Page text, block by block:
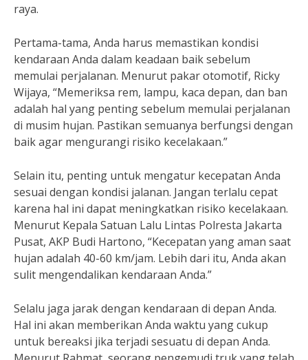
raya.
Pertama-tama, Anda harus memastikan kondisi
kendaraan Anda dalam keadaan baik sebelum
memulai perjalanan. Menurut pakar otomotif, Ricky
Wijaya, “Memeriksa rem, lampu, kaca depan, dan ban
adalah hal yang penting sebelum memulai perjalanan
di musim hujan. Pastikan semuanya berfungsi dengan
baik agar mengurangi risiko kecelakaan.”
Selain itu, penting untuk mengatur kecepatan Anda
sesuai dengan kondisi jalanan. Jangan terlalu cepat
karena hal ini dapat meningkatkan risiko kecelakaan.
Menurut Kepala Satuan Lalu Lintas Polresta Jakarta
Pusat, AKP Budi Hartono, “Kecepatan yang aman saat
hujan adalah 40-60 km/jam. Lebih dari itu, Anda akan
sulit mengendalikan kendaraan Anda.”
Selalu jaga jarak dengan kendaraan di depan Anda.
Hal ini akan memberikan Anda waktu yang cukup
untuk bereaksi jika terjadi sesuatu di depan Anda.